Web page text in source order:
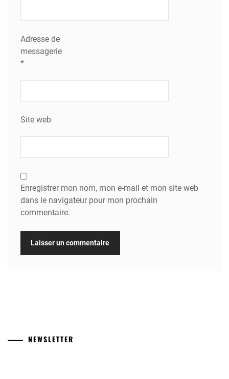
Adresse de
messagerie
*
Site web
Enregistrer mon nom, mon e-mail et mon site web
dans le navigateur pour mon prochain
commentaire.
NEWSLETTER